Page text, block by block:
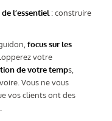
l’essentiel : construire
focus sur les
votre
de votre temps,
Vous ne vous
vos clients ont des